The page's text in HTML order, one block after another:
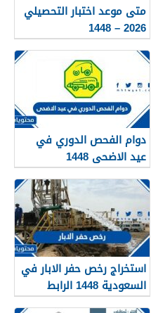
متى موعد اختبار التحصيلي
2026 – 1448
دوام الفحص الدوري في
عيد الاضحى 1448
استخراج رخص حفر الابار في
السعودية 1448 الرابط
والشروط بالتفصيل